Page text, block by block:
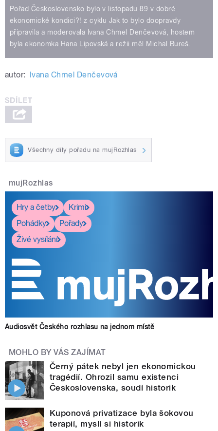
Pořad Československo bylo v listopadu 89 v dobré
ekonomické kondici?! z cyklu Jak to bylo doopravdy
připravila a moderovala Ivana Chmel Denčevová, hostem
byla ekonomka Hana Lipovská a režii měl Michal Bureš.
autor: Ivana Chmel Denčevová
Všechny díly pořadu na mujRozhlas
mujRozhlas
Hry a četby
Krimi
Pohádky
Pořady
Živé vysílání
Audiosvět Českého rozhlasu na jednom místě
MOHLO BY VÁS ZAJÍMAT
Černý pátek nebyl jen ekonomickou
tragédií. Ohrozil samu existenci
Československa, soudí historik
Kuponová privatizace byla šokovou
terapií, myslí si historik